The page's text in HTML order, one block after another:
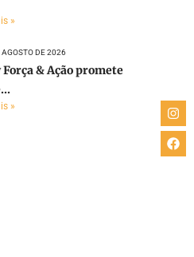
»
AGOSTO DE 2026
Força & Ação promete
»